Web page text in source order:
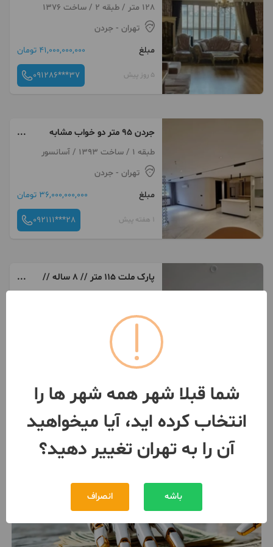
128 متر / طبقه 2 / ساخت 1376
تهران - جردن
مبلغ
41,000,000,000 تومان
5 روز پیش 091286***37
جردن ۹۵ متر دو خواب مشابه
نوساز
طبقه 1 / ساخت 1393 / آسانسور
تهران - جردن
مبلغ
36,000,000,000 تومان
1 هفته پیش 092111***28
پارک ملت 115 متر // 8 ساله //
روبه آفتاب
تهران- جردن
1 هفته پیش
شما قبلا شهر همه شهر ها را
انتخاب کرده اید، آیا میخواهید
آن را به تهران تغییر دهید؟
باشه انصراف